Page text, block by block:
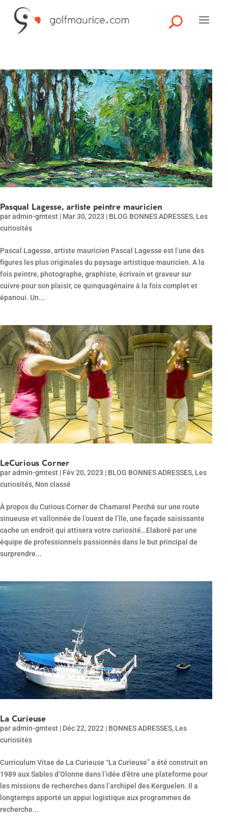
Pasqual Lagesse, artiste peintre mauricien
paradmin-gmtest | Mar 30, 2023 | BLOG BONNES ADRESSES, Les
curiosités
Pascal Lagesse, artiste mauricien Pascal Lagesse est l’une des
figures les plus originales du paysage artistique mauricien. A la
fois peintre, photographe, graphiste, écrivain et graveur sur
cuivre pour son plaisir, ce quinquagénaire à la fois complet et
épanoui. Un...
LeCurious Corner
paradmin-gmtest | Fév 20, 2023 | BLOG BONNES ADRESSES, Les
curiosités, Non classé
À propos du Curious Corner de Chamarel Perché sur une route
sinueuse et vallonnée de l’ouest de l’île, une façade saisissante
cache un endroit qui attisera votre curiosité…Elaboré par une
équipe de professionnels passionnés dans le but principal de
surprendre...
La Curieuse
paradmin-gmtest | Déc 22, 2022 | BONNES ADRESSES, Les
curiosités
Curriculum Vitae de La Curieuse “La Curieuse” a été construit en
1989 aux Sables d’Olonne dans l’idée d’être une plateforme pour
les missions de recherches dans l’archipel des Kerguelen. Il a
longtemps apporté un appui logistique aux programmes de
recherche...